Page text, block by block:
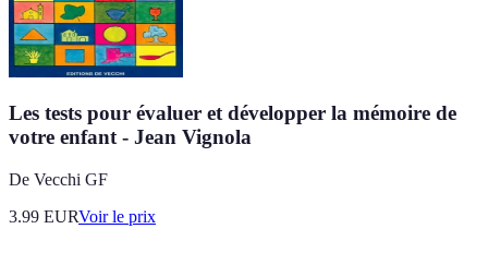
Les tests pour évaluer et développer la mémoire de
votre enfant - Jean Vignola
De Vecchi GF
3.99 EURVoir le prix